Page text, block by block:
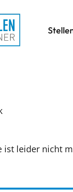
ist leider nicht